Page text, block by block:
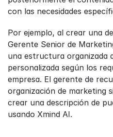
con las necesidades
Por ejemplo, al crear una
Gerente Senior de
una estructura organizada
personalizada según los
empresa. El gerente de
organización de marketing
crear una descripción de
usando Xmind AI.